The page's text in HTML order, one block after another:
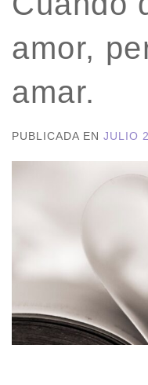
amor,
amar.
PUBLICADA EN JULIO